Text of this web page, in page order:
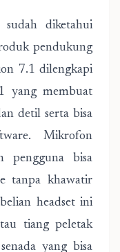
diketahui
pendukung
7.1 dilengkapi
yang membuat
detil serta bisa
Mikrofon
pengguna bisa
tanpa khawatir
headset ini
tiang peletak
yang bisa